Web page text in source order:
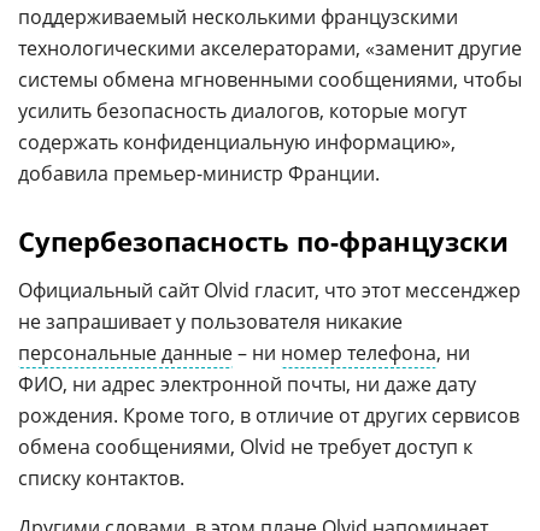
поддерживаемый несколькими французскими
технологическими акселераторами, «заменит другие
системы обмена мгновенными сообщениями, чтобы
усилить безопасность диалогов, которые могут
содержать конфиденциальную информацию»,
добавила премьер-министр Франции.
Супербезопасность по-французски
Официальный сайт Olvid гласит, что этот мессенджер
не запрашивает у пользователя никакие
персональные данные– ни номер телефона, ни
ФИО, ни адрес электронной почты, ни даже дату
рождения. Кроме того, в отличие от других сервисов
обмена сообщениями, Olvid не требует доступ к
списку контактов.